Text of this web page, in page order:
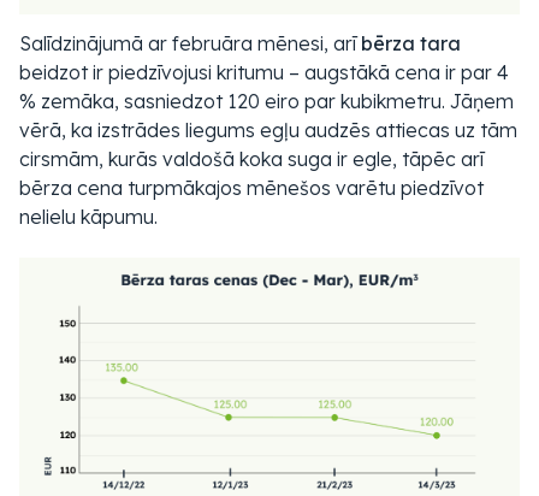
Salīdzinājumā ar februāra mēnesi, arībērza tara
beidzot ir piedzīvojusi kritumu – augstākā cena ir par 4
% zemāka, sasniedzot 120 eiro par kubikmetru. Jāņem
vērā, ka izstrādes liegums egļu audzēs attiecas uz tām
cirsmām, kurās valdošā koka suga ir egle, tāpēc arī
bērza cena turpmākajos mēnešos varētu piedzīvot
nelielu kāpumu.